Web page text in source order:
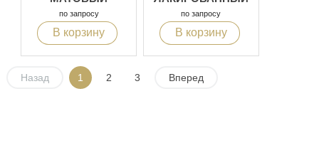
БЕЛЫЙ, НА
НОЖКАХ
по запросу
В корзину
МАТОВЫЙ
БЕЛЫЙ
по запросу
В корзину
Назад 1 2 3 Вперед